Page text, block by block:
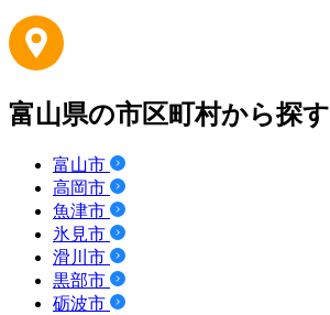
富山県の市区町村から探す
富山市
高岡市
魚津市
氷見市
滑川市
黒部市
砺波市